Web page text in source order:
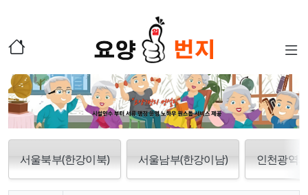
서울북부(한강이북) 서울남부(한강이남) 인천광역시